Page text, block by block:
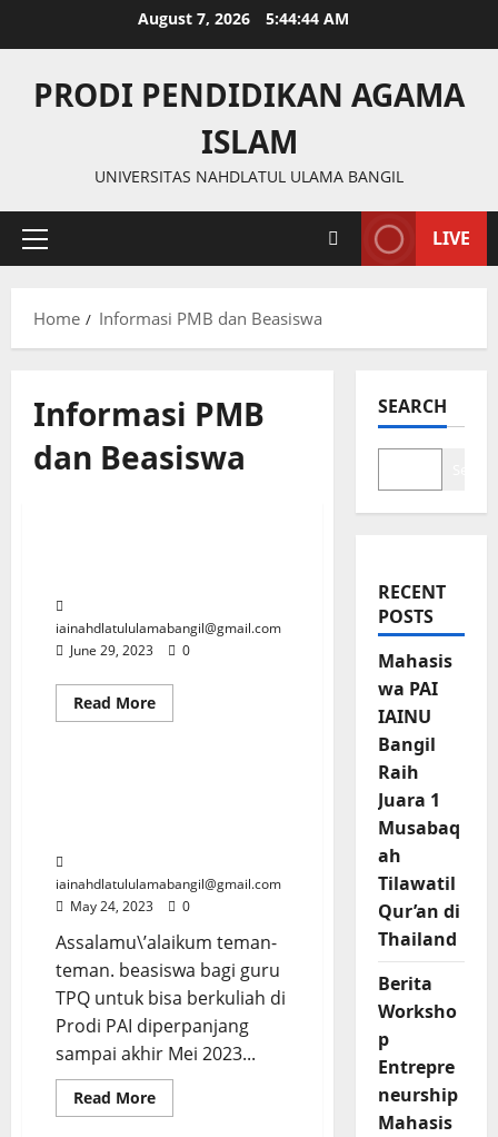
August 7, 2026 5:44:45 AM
PRODI PENDIDIKAN AGAMA
ISLAM
UNIVERSITAS NAHDLATUL ULAMA BANGIL
Primary
LIVE
Home Informasi PMB dan Beasiswa
Informasi PMB
dan Beasiswa
iainahdlatululamabangil@gmail.com
June 29, 2023
0
Read MoreRead
more
Informasi PMB dan Beasiswa
Pengumuman
iainahdlatululamabangil@gmail.com
May 24, 2023
0
Assalamu\’alaikum teman-
teman. beasiswa bagi guru
TPQ untuk bisa berkuliah di
Prodi PAI diperpanjang
sampai akhir Mei 2023...
Read MoreRead
more
SEARCH
RECENT
POSTS
Mahasis
wa PAI
IAINU
Bangil
Raih
Juara 1
Musabaq
ah
Tilawatil
Qur’an di
Thailand
Berita
Worksho
p
Entrepre
neurship
Mahasis